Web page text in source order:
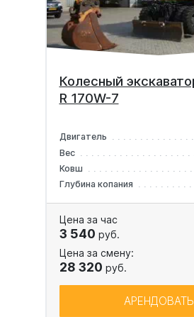
Колесный
R 170W-7
Двигатель
Вес
Ковш
Глубина копания
Цена за час
3 540 руб.
Цена за смену:
28 320 руб.
АРЕНДОВАТЬ